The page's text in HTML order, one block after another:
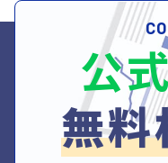
公
無